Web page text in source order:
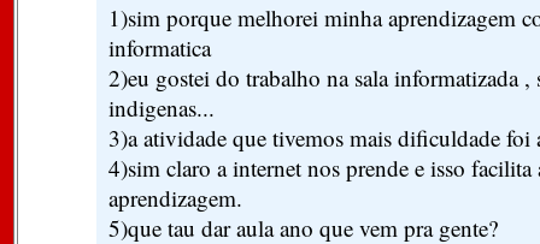
1)sim porque melhorei minha aprendizagem
informatica
2)eu gostei do trabalho na sala informatizada ,
indigenas...
3)a atividade que tivemos mais dificuldade foi
4)sim claro a internet nos prende e isso facilita
aprendizagem.
5)que tau dar aula ano que vem pra gente?